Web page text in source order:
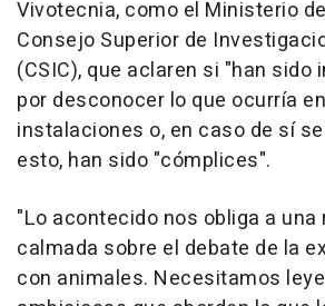
Vivotecnia, como el Ministerio
Consejo Superior de
(CSIC), que aclaren si "han sido
por desconocer lo que ocurría
instalaciones o, en caso de sí
esto, han sido "cómplices".
"Lo acontecido nos obliga a
calmada sobre el debate de la
con animales. Necesitamos